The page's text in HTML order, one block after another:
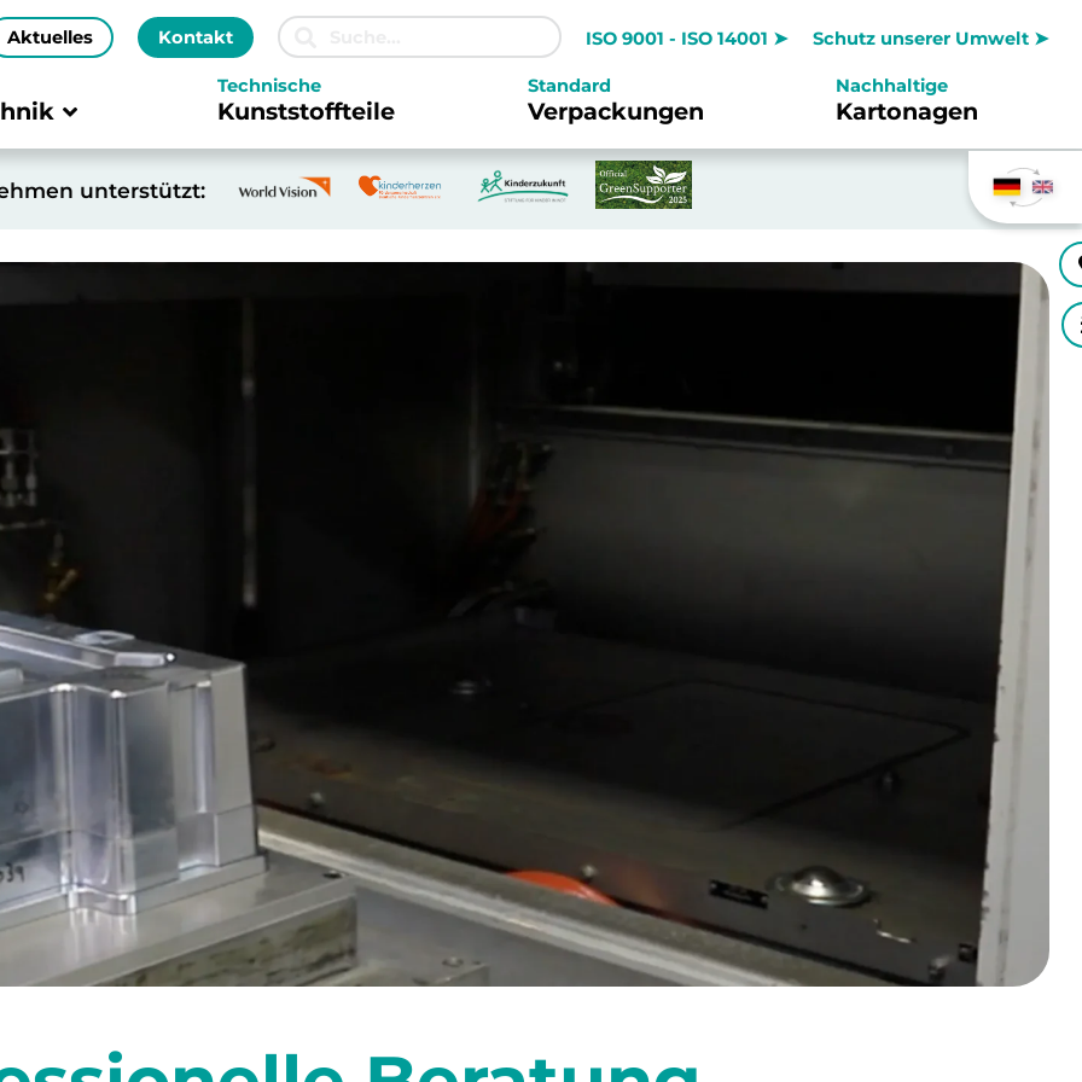
Aktuelles Kontakt ISO 9001 - ISO 14001 ➤ Schutz unserer Umwelt ➤
Technische
Kunststoffteile
Standard
Verpackungen
Nachhaltige
Kartonagen
unterstützt: